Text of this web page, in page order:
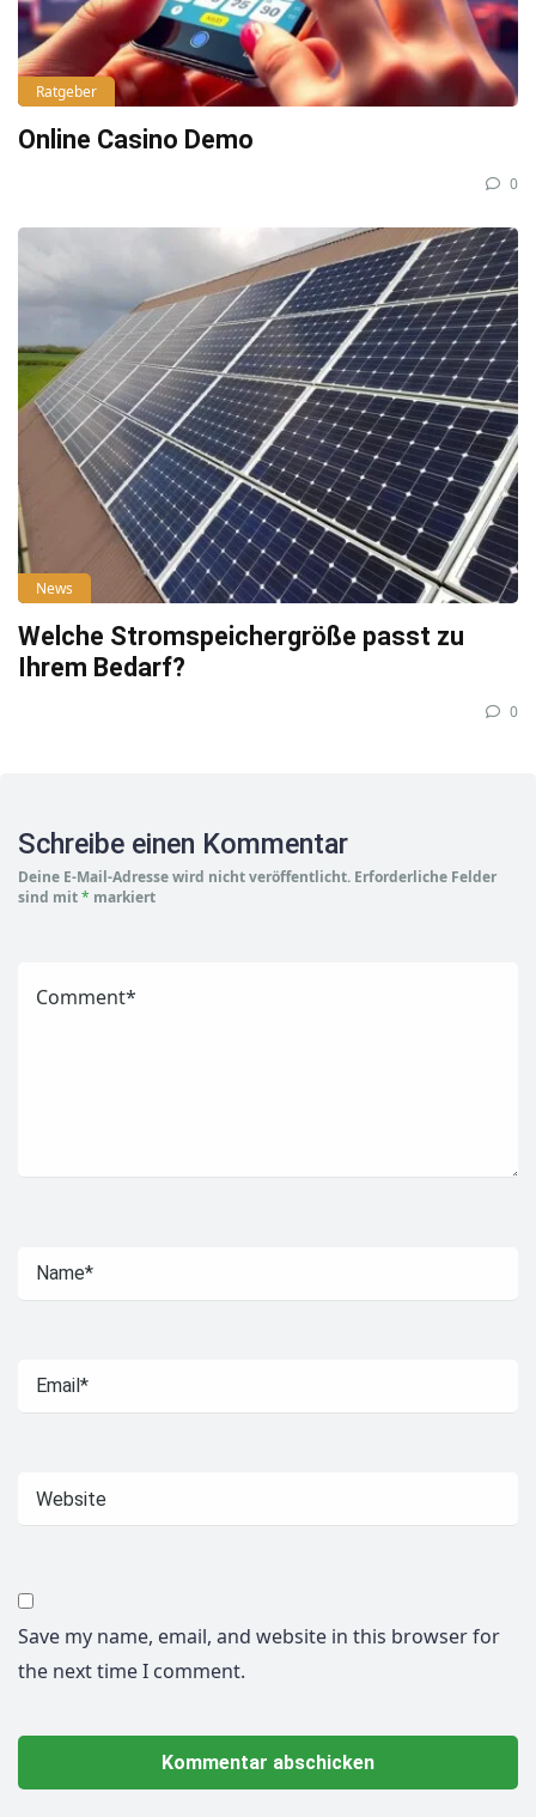
Ratgeber
Online Casino Demo
0
News
Welche Stromspeichergröße passt zu
Ihrem Bedarf?
0
Schreibe einen Kommentar
Deine E-Mail-Adresse wird nicht veröffentlicht. Erforderliche Felder
sind mit* markiert
Save my name, email, and website in this browser for
the next time I comment.